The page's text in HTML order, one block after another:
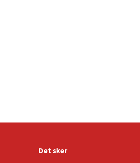
Det sker